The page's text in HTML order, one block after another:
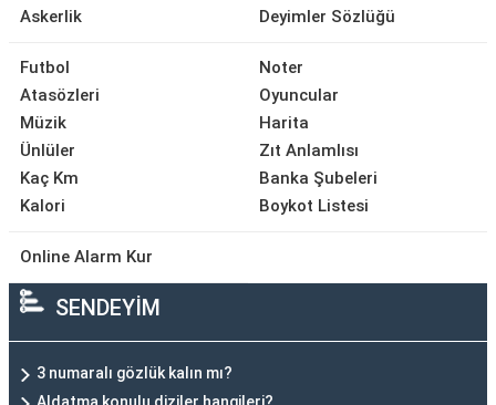
Askerlik
Deyimler Sözlüğü
Futbol
Atasözleri
Müzik
Ünlüler
Kaç Km
Kalori
Noter
Oyuncular
Harita
Zıt Anlamlısı
Banka Şubeleri
Boykot Listesi
Online Alarm Kur
SENDEYİM
3 numaralı gözlük kalın mı?